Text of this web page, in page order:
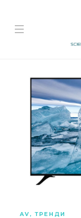
AV , ТРЕНДИ